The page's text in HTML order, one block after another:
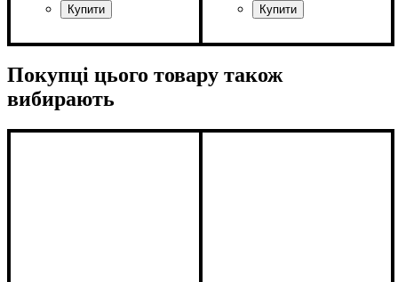
Покупці цього товару також
вибирають